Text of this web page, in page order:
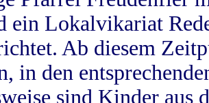
ein Lokalvikariat
Ab diesem
in den
sind Kinder aus